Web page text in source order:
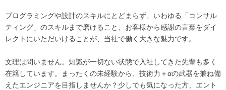
プログラミングや設計のスキルにとどまらず、いわゆる「コンサル
ティング」のスキルまで磨けること、お客様から感謝の言葉をダイ
レクトにいただいけることが、当社で働く大きな魅力です。
文理は問いません。知識が一切ない状態で入社してきた先輩も多く
在籍しています。まったくの未経験から、技術力＋αの武器を兼ね備
えたエンジニアを目指しませんか？少しでも気になった方、エント